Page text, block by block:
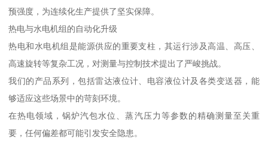
预强度，为连续化生产提供了坚实保障。
热电与水电机组的自动化升级
热电和水电机组是能源供应的重要支柱，其运行涉及高温、高压、
高速旋转等复杂工况，对测量与控制技术提出了严峻挑战。
我们的产品系列，包括雷达液位计、电容液位计及各类变送器，能
够适应这些场景中的苛刻环境。
在热电领域，锅炉汽包水位、蒸汽压力等参数的精确测量至关重
要，任何偏差都可能引发安全隐患。